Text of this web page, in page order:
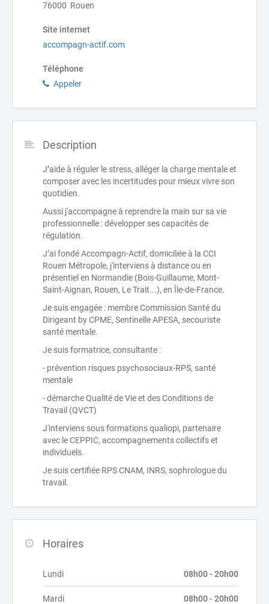
76000 Rouen
Site internet
accompagn-actif.com
Téléphone
Appeler
Description
J’aide à réguler le stress, alléger la charge mentale et
composer avec les incertitudes pour mieux vivre son
quotidien.
Aussi j'accompagne à reprendre la main sur sa vie
professionnelle : développer ses capacités de
régulation.
J’ai fondé Accompagn-Actif, domiciliée à la CCI
Rouen Métropole, j'interviens à distance ou en
présentiel en Normandie (Bois-Guillaume, Mont-
Saint-Aignan, Rouen, Le Trait...), en Île-de-France.
Je suis engagée : membre Commission Santé du
Dirigeant by CPME, Sentinelle APESA, secouriste
santé mentale.
Je suis formatrice, consultante :
- prévention risques psychosociaux-RPS, santé
mentale
- démarche Qualité de Vie et des Conditions de
Travail (QVCT)
J'interviens sous formations qualiopi, partenaire
avec le CEPPIC, accompagnements collectifs et
individuels.
Je suis certifiée RPS CNAM, INRS, sophrologue du
travail.
Horaires
Lundi 08h00 - 20h00
Mardi 08h00 - 20h00